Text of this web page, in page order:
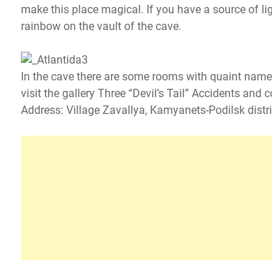
make this place magical. If you have a source of
rainbow on the vault of the cave.
In the cave there are some rooms with quaint
visit the gallery Three “Devil’s Tail” Accidents and
Address: Village Zavallya, Kamyanets-Podilsk